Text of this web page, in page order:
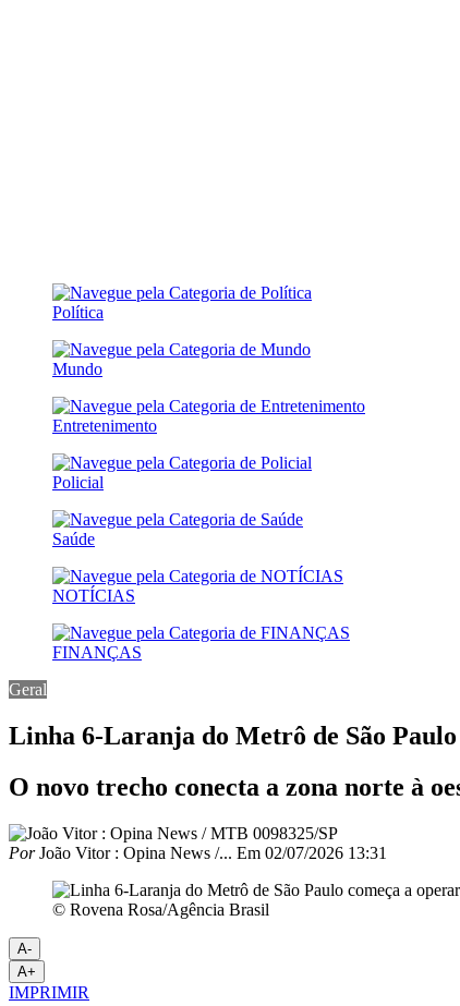
Política
Mundo
Entretenimento
Policial
Saúde
NOTÍCIAS
FINANÇAS
Geral
Linha 6-Laranja do Metrô de São
O novo trecho conecta a zona norte à
PorJoão Vitor : Opina News /... Em 02/07/2026 13:31
© Rovena Rosa/Agência Brasil
A-
A+
IMPRIMIR